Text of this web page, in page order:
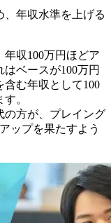
年収水準を上げる
収100万円ほどア
ベースが100万円
含む年収として100
。
の方が、プレイング
ップを果たすよう